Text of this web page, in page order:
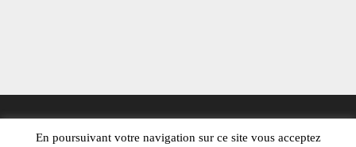
En poursuivant votre navigation sur ce site vous acceptez